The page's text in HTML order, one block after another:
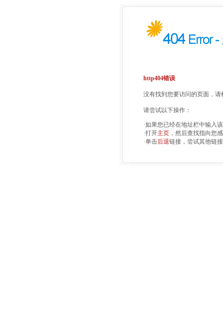
http404错误
没有找到您要访问的页面，
请尝试以下操作：
·如果您已经在地址栏中输入
·打开主页 ，然后查找指向您
·单击后退链接，尝试其他链